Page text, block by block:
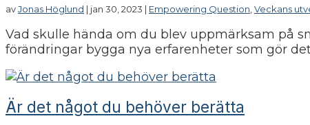
avJonas Höglund | jan 30, 2023 | Empowering Question Veckans
Vad skulle hända om du blev uppmärksam på
förändringar bygga nya erfarenheter som gör
Är det något du behöver berätta